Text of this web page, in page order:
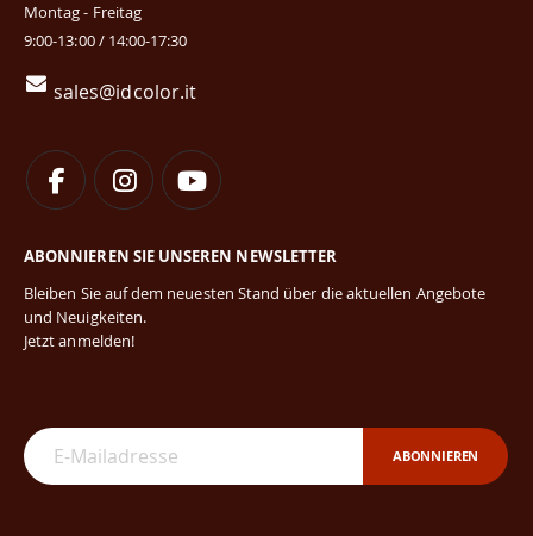
Montag - Freitag
9:00-13:00 / 14:00-17:30
sales@idcolor.it
ABONNIEREN SIE UNSEREN NEWSLETTER
Bleiben Sie auf dem neuesten Stand über die aktuellen Angebote
und Neuigkeiten.
Jetzt anmelden!
ABONNIEREN